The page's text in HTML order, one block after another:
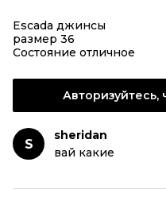
Escada джинсы
размер 36
Состояние отличное
Авторизуйтесь,
S
sheridan
вай какие